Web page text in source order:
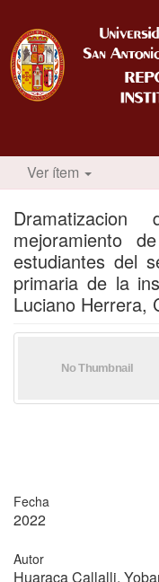
Ver ítem
mejoramiento
estudiantes del
primaria de la
Luciano Herrera,
Fecha
2022
Autor
Huaraca Callalli,